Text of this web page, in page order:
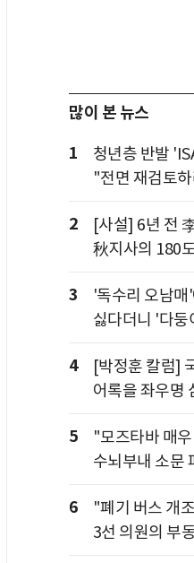
많이 본 뉴스
1
청년층 반발
"전면 재검토
2
[사설] 6년 전
秋지사의 180
3
'독수리 오남
싫다더니 '다둥
4
[박정훈 칼럼]
어록을 좌우명
5
"모즈타바 매
수뇌부내 소문
6
"폐기 버스 개
3선 의원의 부